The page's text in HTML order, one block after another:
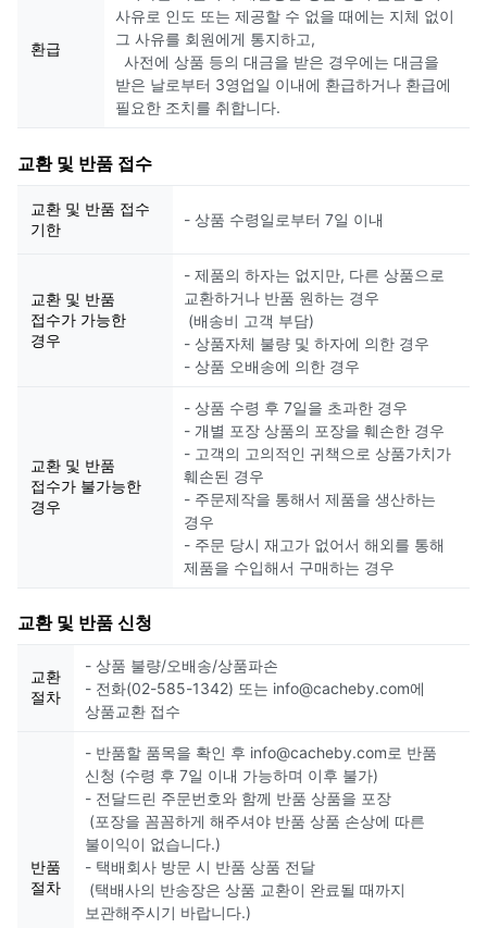
환급
사유로 인도 또는 제공할 수 없을 때에는 지체 없이
그 사유를 회원에게 통지하고,
사전에 상품 등의 대금을 받은 경우에는 대금을
받은 날로부터 3영업일 이내에 환급하거나 환급에
필요한 조치를 취합니다.
교환 및 반품 접수
교환 및 반품 접수
기한
- 상품 수령일로부터 7일 이내
교환 및 반품
접수가 가능한
경우
- 제품의 하자는 없지만, 다른 상품으로
교환하거나 반품 원하는 경우
(배송비 고객 부담)
- 상품자체 불량 및 하자에 의한 경우
- 상품 오배송에 의한 경우
교환 및 반품
접수가 불가능한
경우
- 상품 수령 후 7일을 초과한 경우
- 개별 포장 상품의 포장을 훼손한 경우
- 고객의 고의적인 귀책으로 상품가치가
훼손된 경우
- 주문제작을 통해서 제품을 생산하는
경우
- 주문 당시 재고가 없어서 해외를 통해
제품을 수입해서 구매하는 경우
교환 및 반품 신청
교환
절차
- 상품 불량/오배송/상품파손
- 전화(02-585-1342) 또는 info@cacheby.com에
상품교환 접수
반품
절차
- 반품할 품목을 확인 후 info@cacheby.com로 반품
신청 (수령 후 7일 이내 가능하며 이후 불가)
- 전달드린 주문번호와 함께 반품 상품을 포장
(포장을 꼼꼼하게 해주셔야 반품 상품 손상에 따른
불이익이 없습니다.)
- 택배회사 방문 시 반품 상품 전달
(택배사의 반송장은 상품 교환이 완료될 때까지
보관해주시기 바랍니다.)